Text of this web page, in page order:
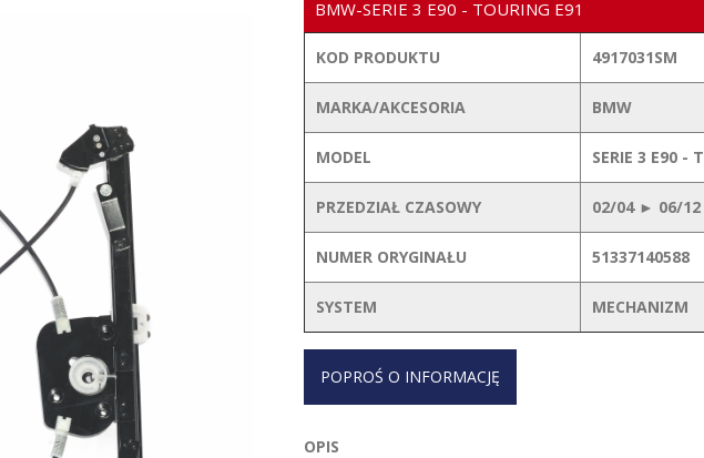
BMW-SERIE 3 E90 - TOURING E91
KOD PRODUKTU 4917031SM
MARKA/AKCESORIA BMW
MODEL SERIE 3 E90 -
PRZEDZIAŁ CZASOWY 02/04 ► 06/12
NUMER ORYGINAŁU 51337140588
SYSTEM MECHANIZM
POPROŚ O INFORMACJĘ
OPIS